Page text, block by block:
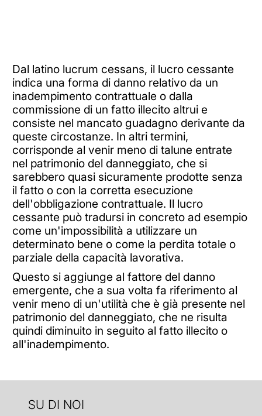
Dal latino lucrum cessans, il lucro cessante
indica una forma di danno relativo da un
inadempimento contrattuale o dalla
commissione di un fatto illecito altrui e
consiste nel mancato guadagno derivante da
queste circostanze. In altri termini,
corrisponde al venir meno di talune entrate
nel patrimonio del danneggiato, che si
sarebbero quasi sicuramente prodotte senza
il fatto o con la corretta esecuzione
dell'obbligazione contrattuale. Il lucro
cessante può tradursi in concreto ad esempio
come un'impossibilità a utilizzare un
determinato bene o come la perdita totale o
parziale della capacità lavorativa.
Questo si aggiunge al fattore del danno
emergente, che a sua volta fa riferimento al
venir meno di un'utilità che è già presente nel
patrimonio del danneggiato, che ne risulta
quindi diminuito in seguito al fatto illecito o
all'inadempimento.
SU DI NOI